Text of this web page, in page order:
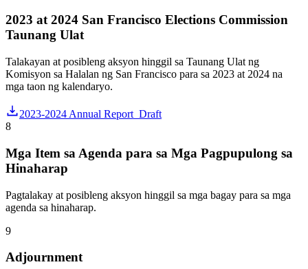
2023 at 2024 San Francisco Elections Commission
Taunang Ulat
Talakayan at posibleng aksyon hinggil sa Taunang Ulat ng
Komisyon sa Halalan ng San Francisco para sa 2023 at 2024 na
mga taon ng kalendaryo.
2023-2024 Annual Report_Draft
8
Mga Item sa Agenda para sa Mga Pagpupulong sa
Hinaharap
Pagtalakay at posibleng aksyon hinggil sa mga bagay para sa mga
agenda sa hinaharap.
9
Adjournment